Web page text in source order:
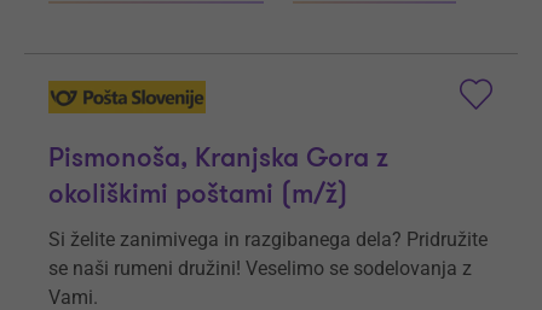
Pismonoša, Kranjska Gora z
okoliškimi poštami (m/ž)
Si želite zanimivega in razgibanega dela? Pridružite
se naši rumeni družini! Veselimo se sodelovanja z
Vami.